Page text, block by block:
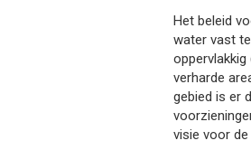
Het beleid
water vast
verharde
gebied is er
visie voor